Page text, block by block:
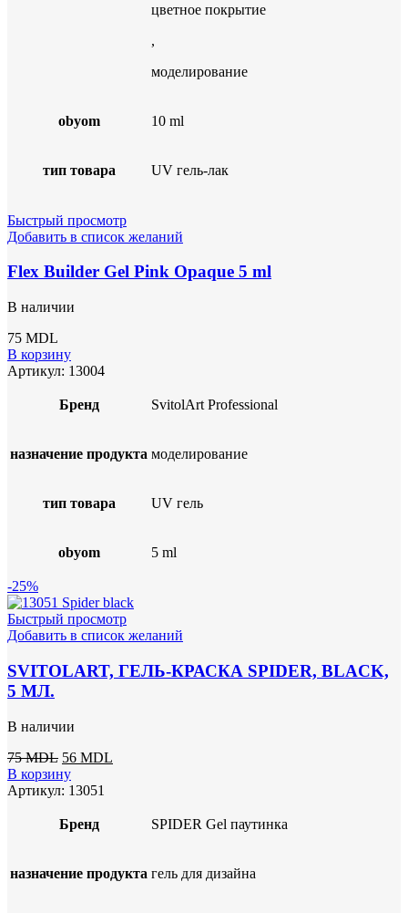
цветное покрытие
,
моделирование
obyom 10 ml
тип товара UV гель-лак
Быстрый просмотр
Добавить в список желаний
Flex Builder Gel Pink Opaque 5 ml
В наличии
75 MDL
В корзину
Артикул: 13004
Бренд SvitolArt Professional
назначение продукта моделирование
тип товара UV гель
obyom 5 ml
-25%
Быстрый просмотр
Добавить в список желаний
SVITOLART, ГЕЛЬ-КРАСКА SPIDER, BLACK,
5 МЛ.
В наличии
75MDL Первоначальная
цена
составляла
56 MDL
В корзину
Артикул: 13051
Бренд SPIDER Gel паутинка
назначение продукта гель для дизайна